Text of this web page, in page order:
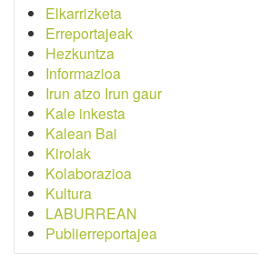
Elkarrizketa
Erreportajeak
Hezkuntza
Informazioa
Irun atzo Irun gaur
Kale inkesta
Kalean Bai
Kirolak
Kolaborazioa
Kultura
LABURREAN
Publierreportajea